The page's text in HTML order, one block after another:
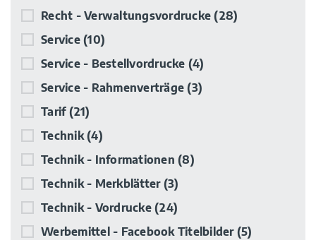
Recht - Verwaltungsvordrucke(28)
Service (10)
Service - Bestellvordrucke (4)
Service - Rahmenverträge(3)
Tarif (21)
Technik(4)
Technik - Informationen (8)
Technik - Merkblätter (3)
Technik - Vordrucke (24)
Werbemittel - Facebook Titelbilder (5)